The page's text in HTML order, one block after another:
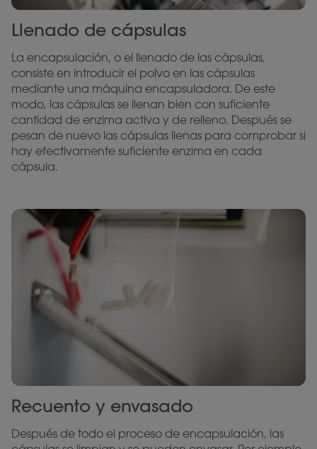
Llenado de cápsulas
La encapsulación, o el llenado de las cápsulas,
consiste en introducir el polvo en las cápsulas
mediante una máquina encapsuladora. De este
modo, las cápsulas se llenan bien con suficiente
cantidad de enzima activa y de relleno. Después se
pesan de nuevo las cápsulas llenas para comprobar si
hay efectivamente suficiente enzima en cada
cápsula.
Recuento y envasado
Después de todo el proceso de encapsulación, las